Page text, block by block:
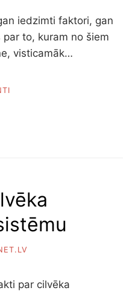
iedzimti faktori, gan
to, kuram no šiem
visticamāk…
par cilvēka